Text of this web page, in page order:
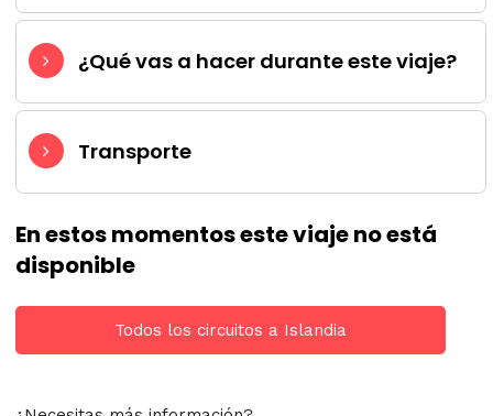
¿Qué vas a hacer durante este viaje?
Transporte
En estos momentos este viaje no está
disponible
Todos los circuitos a Islandia